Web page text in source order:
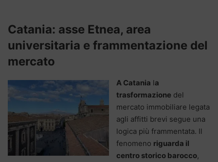
Catania: asse Etnea, area
universitaria e frammentazione del
mercato
A Catania la
trasformazione del
mercato immobiliare legata
agli affitti brevi segue una
logica più frammentata. Il
fenomeno riguarda il
centro storico barocco,